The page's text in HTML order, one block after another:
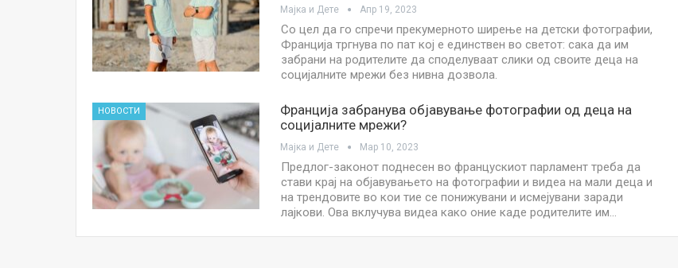
Мајка и Дете Апр 19, 2023
Со цел да го спречи прекумерното ширење на детски фотографии,
Франција тргнува по пат кој е единствен во светот: сака да им
забрани на родителите да споделуваат слики од своите деца на
социјалните мрежи без нивна дозвола.
НОВОСТИ
Франција забранува објавување фотографии од деца на
социјалните мрежи?
Мајка и Дете Мар 10, 2023
Предлог-законот поднесен во францускиот парламент треба да
стави крај на објавувањето на фотографии и видеа на мали деца и
на трендовите во кои тие се понижувани и исмејувани заради
лајкови. Ова вклучува видеа како оние каде родителите им…
открие ризикот од Алцхајмер
многу…
Јул 22, 2026
идентични ќерки: Чудо што се
случува еднаш на…